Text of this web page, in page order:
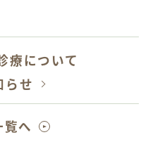
療について
らせ
へ